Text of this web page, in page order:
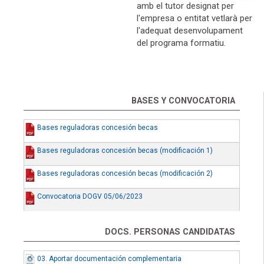
amb el tutor designat per
l'empresa o entitat vetlarà per
l'adequat desenvolupament
del programa formatiu.
BASES Y CONVOCATORIA
Bases reguladoras concesión becas
Bases reguladoras concesión becas (modificación 1)
Bases reguladoras concesión becas (modificación 2)
Convocatoria DOGV 05/06/2023
DOCS. PERSONAS CANDIDATAS
03. Aportar documentación complementaria